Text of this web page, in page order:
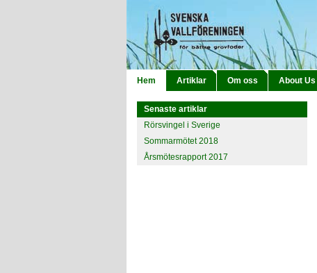
Hem Artiklar Om oss About Us
Senaste artiklar
Rörsvingel i Sverige
Sommarmötet 2018
Årsmötesrapport 2017